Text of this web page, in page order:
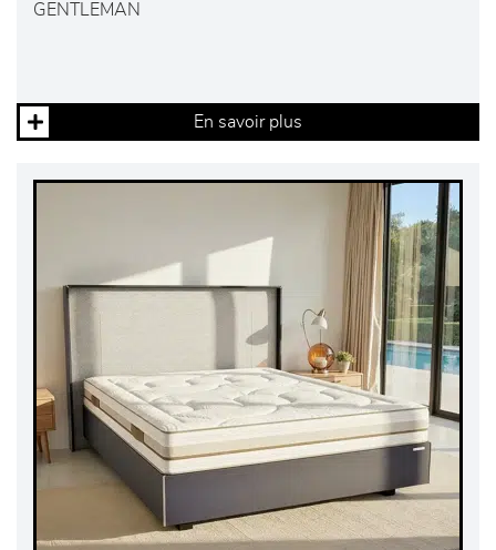
GENTLEMAN
En savoir plus